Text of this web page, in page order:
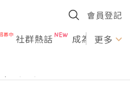
會員登記
社群熱話 成為U更多